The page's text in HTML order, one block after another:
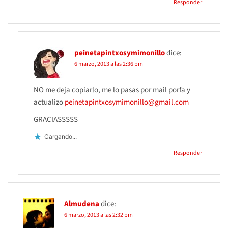
Responder
peinetapintxosymimonillodice:
6 marzo, 2013 a las 2:36 pm
NO me deja copiarlo, me lo pasas por mail porfa y
actualizopeinetapintxosymimonillo@gmail.com
GRACIASSSSS
Cargando...
Responder
Almudenadice:
6 marzo, 2013 a las 2:32 pm